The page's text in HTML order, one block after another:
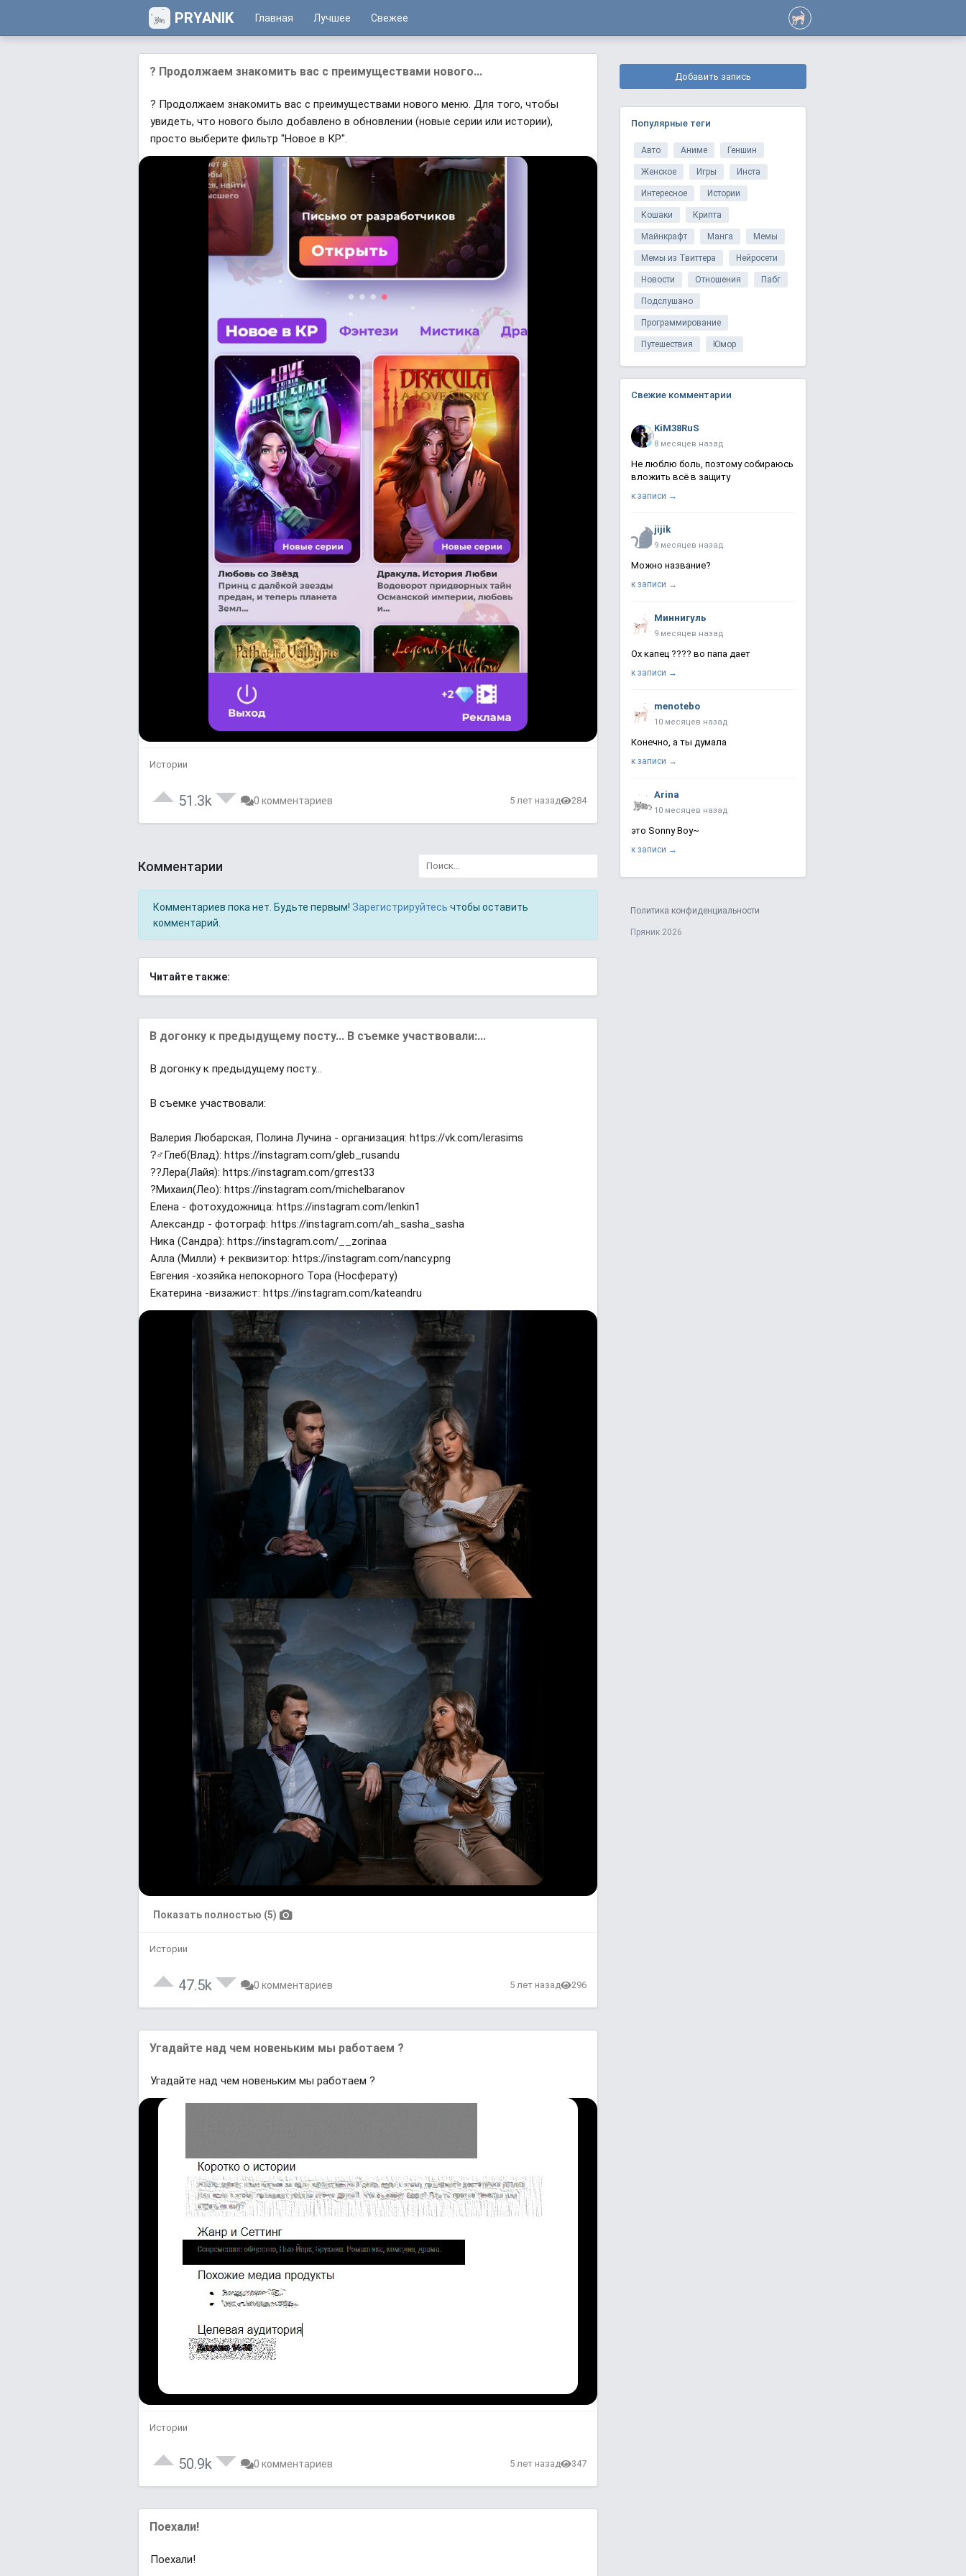
PRYANIK Главная Лучшее Свежее
? Продолжаем знакомить вас с преимуществами нового...
? Продолжаем знакомить вас с преимуществами нового меню. Для того, чтобы
увидеть, что нового было добавлено в обновлении (новые серии или истории),
просто выберите фильтр "Новое в КР".
Истории
51.3k 0 комментариев 5 лет назад 284
Комментарии
Комментариев пока нет. Будьте первым! Зарегистрируйтесь чтобы оставить
комментарий.
Читайте также:
В догонку к предыдущему посту... В съемке участвовали:...
В догонку к предыдущему посту...
В съемке участвовали:
Валерия Любарская, Полина Лучина - организация: https://vk.com/lerasims
?‍♂Глеб(Влад): https://instagram.com/gleb_rusandu
?‍?Лера(Лайя): https://instagram.com/grrest33
?Михаил(Лео): https://instagram.com/michelbaranov
Елена - фотохудожница: https://instagram.com/lenkin1
Александр - фотограф: https://instagram.com/ah_sasha_sasha
Ника (Сандра): https://instagram.com/__zorinaa
Алла (Милли) + реквизитор: https://instagram.com/nancy.png
Евгения -хозяйка непокорного Тора (Носферату)
Екатерина -визажист: https://instagram.com/kateandru
Показать полностью (5)
Истории
47.5k 0 комментариев 5 лет назад 296
Угадайте над чем новеньким мы работаем ?
Угадайте над чем новеньким мы работаем ?
Истории
50.9k 0 комментариев 5 лет назад 347
Поехали!
Поехали!
Добавить запись
Популярные теги
Авто Аниме Геншин
Женское Игры Инста
Интересное Истории
Кошаки Крипта
Майнкрафт Манга Мемы
Мемы из Твиттера Нейросети
Новости Отношения Пабг
Подслушано
Программирование
Путешествия Юмор
Свежие комментарии
KiM38RuS
8 месяцев назад
Не люблю боль, поэтому собираюсь
вложить всё в защиту
к записи →
jijik
9 месяцев назад
Можно название?
к записи →
Миннигуль
9 месяцев назад
Ох капец ???? во папа дает
к записи →
menotebo
10 месяцев назад
Конечно, а ты думала
к записи →
Arina
10 месяцев назад
это Sonny Boy~
к записи →
Политика конфиденциальности
Пряник 2026